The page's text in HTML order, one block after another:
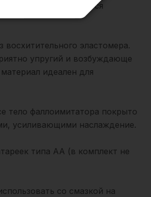
плавно настраивается
восхитительного эластомера.
упругий и возбуждающе
идеален для
тело фаллоимитатора покрыто
усиливающими наслаждение.
типа АА (в комплект не
со смазкой на